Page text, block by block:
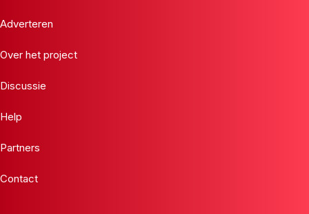
Adverteren
Over het project
Discussie
Help
Partners
Contact